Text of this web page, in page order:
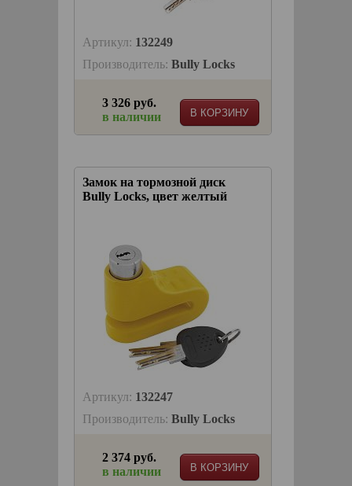
Артикул: 132249
Производитель: Bully Locks
В КОРЗИНУ
3 326 руб.
в наличии
Замок на тормозной диск
Bully Locks, цвет желтый
Артикул: 132247
Производитель: Bully Locks
В КОРЗИНУ
2 374 руб.
в наличии